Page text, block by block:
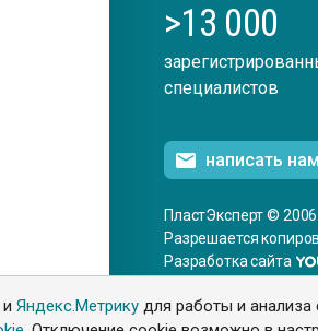
иЯндекс.Метрику для работы и анализа
>13 000
специалистов
написать нам
ПластЭксперт ©
Разрешается
Разработка сайта